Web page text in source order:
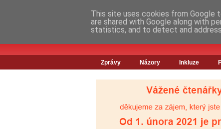
Zprávy Názory Inkluze
This site uses cookies from Google
are shared with Google along with
statistics, and to detect and